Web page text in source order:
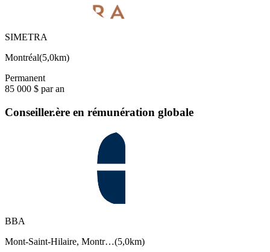
SIMETRA
Montréal(5,0km)
Permanent
85 000 $ par an
Conseiller.ère en rémunération globale
BBA
Mont-Saint-Hilaire, Montr…(5,0km)